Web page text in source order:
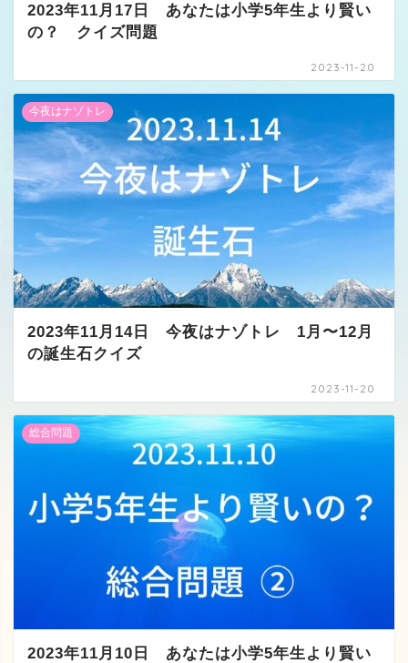
2023年11月17日 あなたは小学5年生より賢い
の？ クイズ問題
2023-11-20
今夜はナゾトレ
2023年11月14日 今夜はナゾトレ 1月〜12月
の誕生石クイズ
2023-11-20
総合問題
2023年11月10日 あなたは小学5年生より賢い